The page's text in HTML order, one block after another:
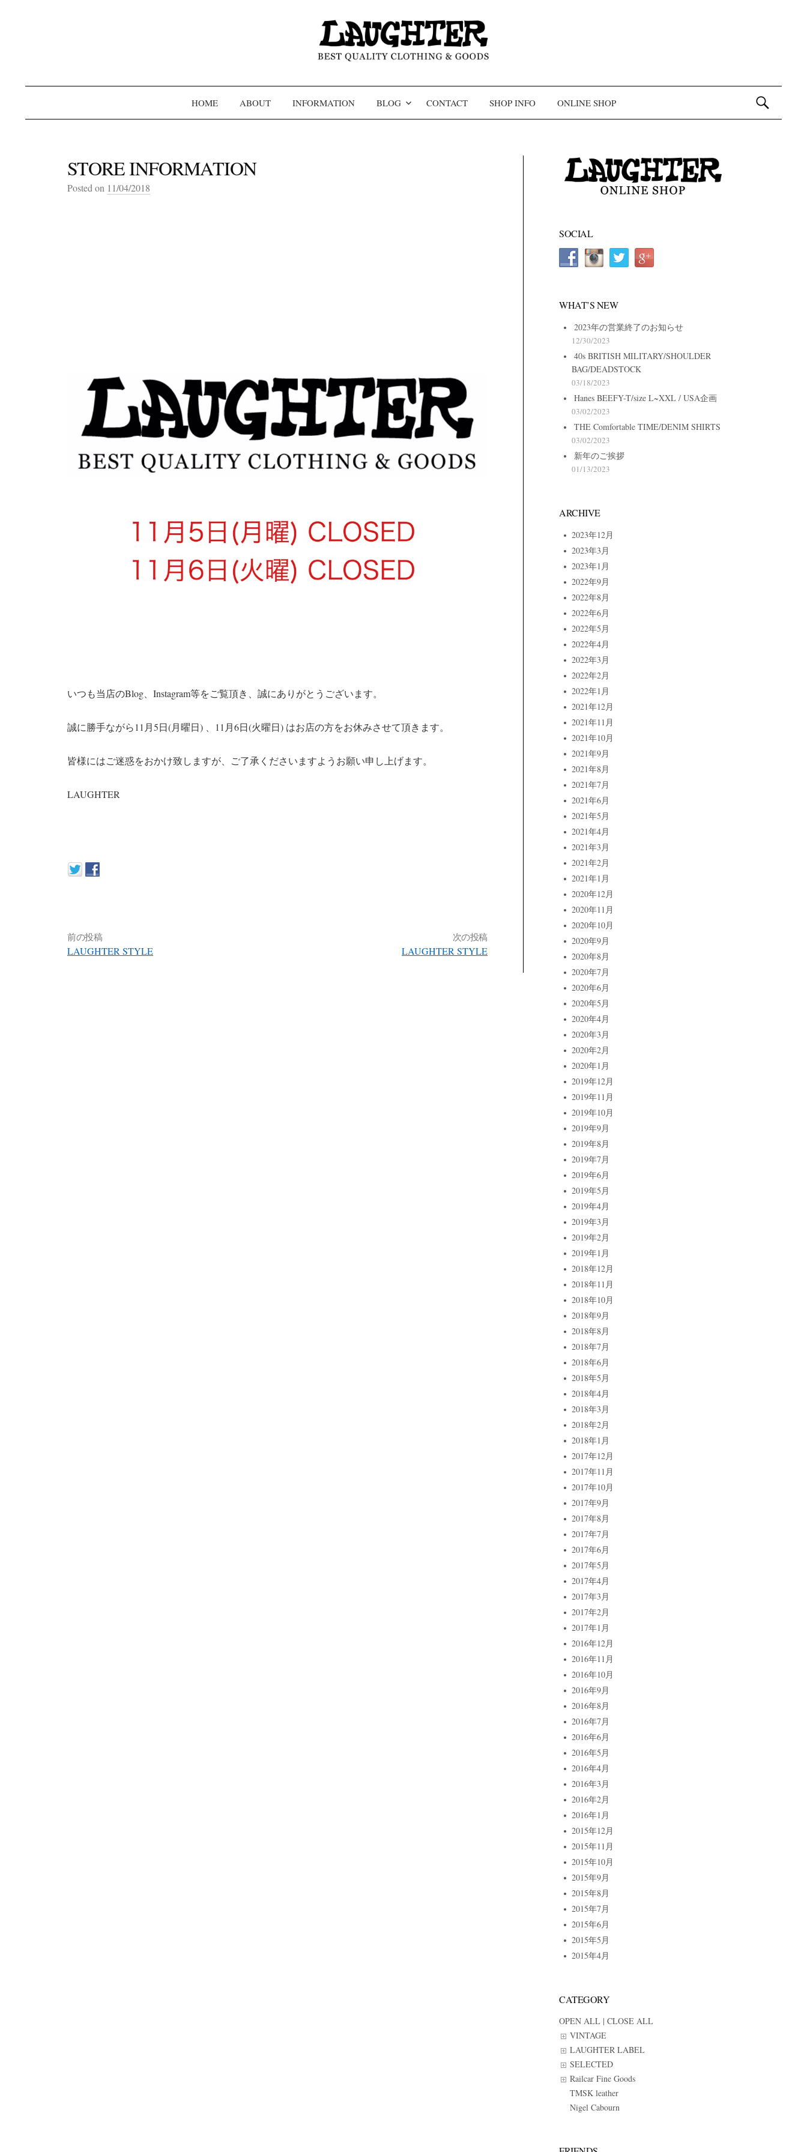
コンテンツへスキップ
HOME ABOUT INFORMATION BLOG CONTACT SHOP INFO ONLINE SHOP 検索:
STORE INFORMATION
Posted on 11/04/2018
いつも当店のBlog、Instagram等をご覧頂き、誠にありがとうございます。
誠に勝手ながら11月5日(月曜日) 、11月6日(火曜日) はお店の方をお休みさせて頂きます。
皆様にはご迷惑をおかけ致しますが、ご了承くださいますようお願い申し上げます。
LAUGHTER
前の投稿
LAUGHTER STYLE
次の投稿
LAUGHTER STYLE
SOCIAL
WHAT’S NEW
2023年の営業終了のお知らせ
12/30/2023
40s BRITISH MILITARY/SHOULDER
BAG/DEADSTOCK
03/18/2023
Hanes BEEFY-T/size L~XXL / USA企画
03/02/2023
THE Comfortable TIME/DENIM SHIRTS
03/02/2023
新年のご挨拶
01/13/2023
ARCHIVE
2023年12月
2023年3月
2023年1月
2022年9月
2022年8月
2022年6月
2022年5月
2022年4月
2022年3月
2022年2月
2022年1月
2021年12月
2021年11月
2021年10月
2021年9月
2021年8月
2021年7月
2021年6月
2021年5月
2021年4月
2021年3月
2021年2月
2021年1月
2020年12月
2020年11月
2020年10月
2020年9月
2020年8月
2020年7月
2020年6月
2020年5月
2020年4月
2020年3月
2020年2月
2020年1月
2019年12月
2019年11月
2019年10月
2019年9月
2019年8月
2019年7月
2019年6月
2019年5月
2019年4月
2019年3月
2019年2月
2019年1月
2018年12月
2018年11月
2018年10月
2018年9月
2018年8月
2018年7月
2018年6月
2018年5月
2018年4月
2018年3月
2018年2月
2018年1月
2017年12月
2017年11月
2017年10月
2017年9月
2017年8月
2017年7月
2017年6月
2017年5月
2017年4月
2017年3月
2017年2月
2017年1月
2016年12月
2016年11月
2016年10月
2016年9月
2016年8月
2016年7月
2016年6月
2016年5月
2016年4月
2016年3月
2016年2月
2016年1月
2015年12月
2015年11月
2015年10月
2015年9月
2015年8月
2015年7月
2015年6月
2015年5月
2015年4月
CATEGORY
OPEN ALL | CLOSE ALL
VINTAGE
LAUGHTER LABEL
SELECTED
Railcar Fine Goods
TMSK leather
Nigel Cabourn